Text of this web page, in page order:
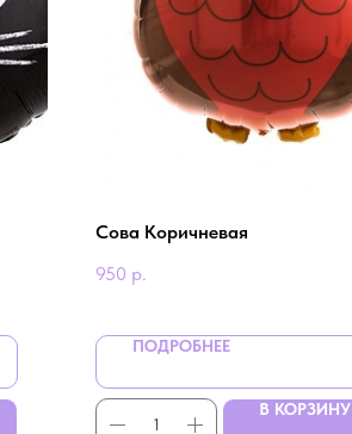
Сова Коричневая
950 р.
ПОДРОБНЕЕ
В КОРЗИНУ